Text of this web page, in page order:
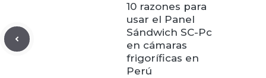
10 razones para
usar el Panel
Sándwich SC-Pc
en cámaras
frigoríficas en
Perú